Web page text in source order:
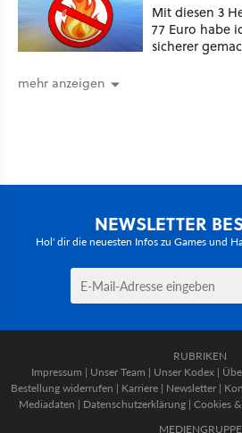
Mit diesen 3
77 Euro habe
sicherer
mehr anzeigen
NEWSLETTER
Hol' dir die neuesten Infos zu Games und
RUBRIKEN
Impressum | Unser Team | Unser Kodex |
Bestellung widerrufen | Karriere | Newsletter |
Mediadaten | Datenschutzerklärung | Cookies
MEDIENGRUPPE